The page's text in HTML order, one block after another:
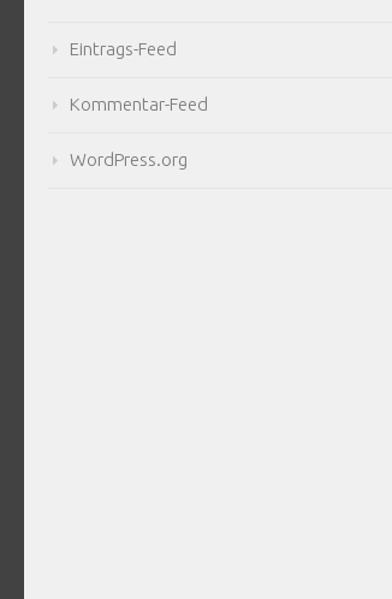
Eintrags-Feed
Kommentar-Feed
WordPress.org